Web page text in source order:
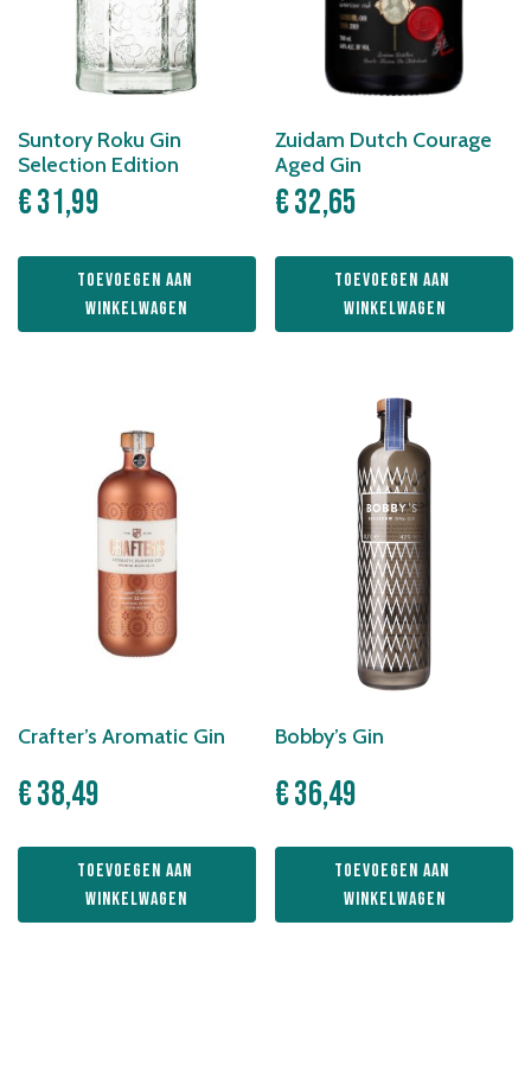
Suntory Roku Gin
Selection Edition
€31,99
Toevoegen aan
winkelwagen
Zuidam Dutch Courage
Aged Gin
€32,65
Toevoegen aan
winkelwagen
Crafter’s Aromatic Gin
€38,49
Toevoegen aan
winkelwagen
Bobby’s Gin
€36,49
Toevoegen aan
winkelwagen